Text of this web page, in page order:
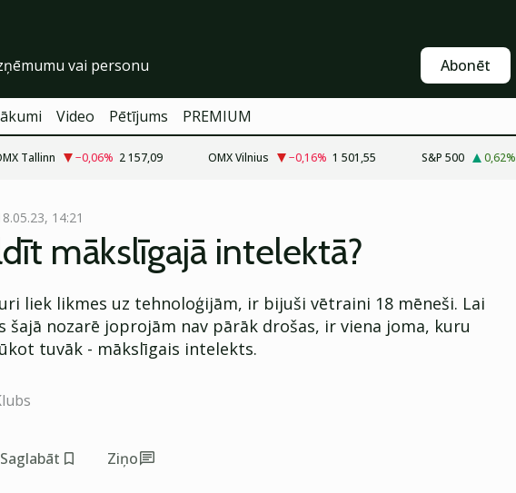
Abonēt
Video Pētījums PREMIUM
Tallinn −0,06% 2 157,09 OMX Vilnius −0,16% 1 501,55 S&P 500 0,62%
14:21
mākslīgajā intelektā?
liek likmes uz tehnoloģijām, ir bijuši vētraini 18 mēneši. Lai
šajā nozarē joprojām nav pārāk drošas, ir viena joma, kuru
tuvāk - mākslīgais intelekts.
Saglabāt Ziņo